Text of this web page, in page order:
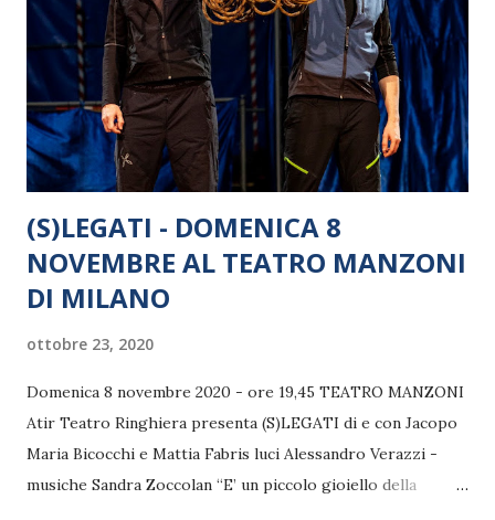
l’amarezza delle ultime ore non ha spento la voglia di
ripartire per uscire dal baratro della crisi degli ultimi mesi:
per questo l’Associazione ha indetto per il prossimo
mercoledì 25 novembre, esattamente 1 minuto dopo la
mez...
(S)LEGATI - DOMENICA 8
NOVEMBRE AL TEATRO MANZONI
DI MILANO
ottobre 23, 2020
Domenica 8 novembre 2020 - ore 19,45 TEATRO MANZONI
Atir Teatro Ringhiera presenta (S)LEGATI di e con Jacopo
Maria Bicocchi e Mattia Fabris luci Alessandro Verazzi -
musiche Sandra Zoccolan “E’ un piccolo gioiello della